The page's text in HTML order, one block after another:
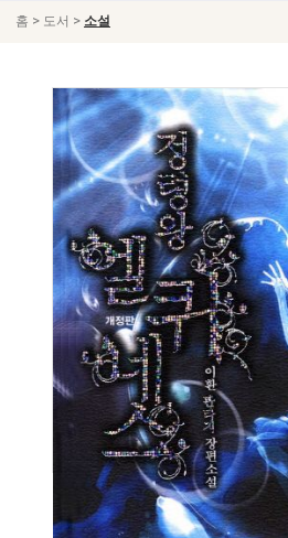
홈 > 도서 > 소설